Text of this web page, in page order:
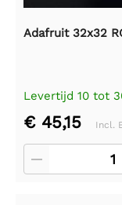
Adafruit 32x32
Levertijd 10 tot
€ 45,15 Incl.